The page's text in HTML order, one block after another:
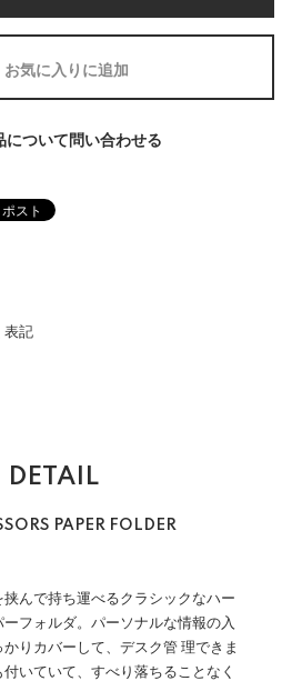
お気に入りに追加
について問い合わせる
表記
DETAIL
PAPER FOLDER
んで持ち運べるクラシックなハー
ーフォルダ。パーソナルな情報の入
りカバーして、デスク管 理できま
いていて、すべり落ちることなく